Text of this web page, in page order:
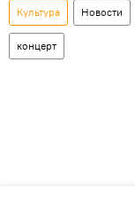
Культура Новости
концерт